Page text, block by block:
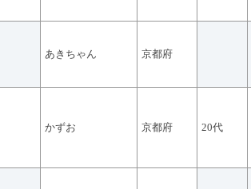
あきちゃん 京都府
かずお 京都府 20代